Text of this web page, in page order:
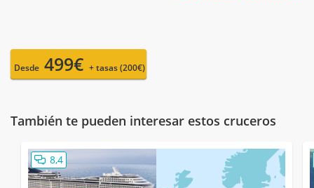
Desde 499€ + tasas (200€)
También te pueden interesar estos cruceros
8,4